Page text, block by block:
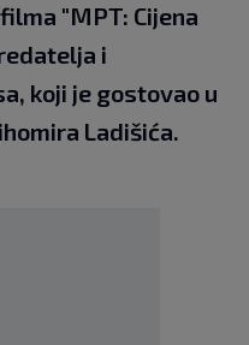
"MPT: Cijena
i
koji je gostovao u
Ladišića.